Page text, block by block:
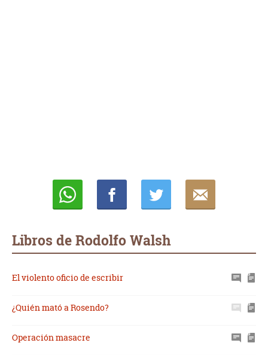
Libros de Rodolfo Walsh
El violento oficio de escribir
¿Quién mató a Rosendo?
Operación masacre